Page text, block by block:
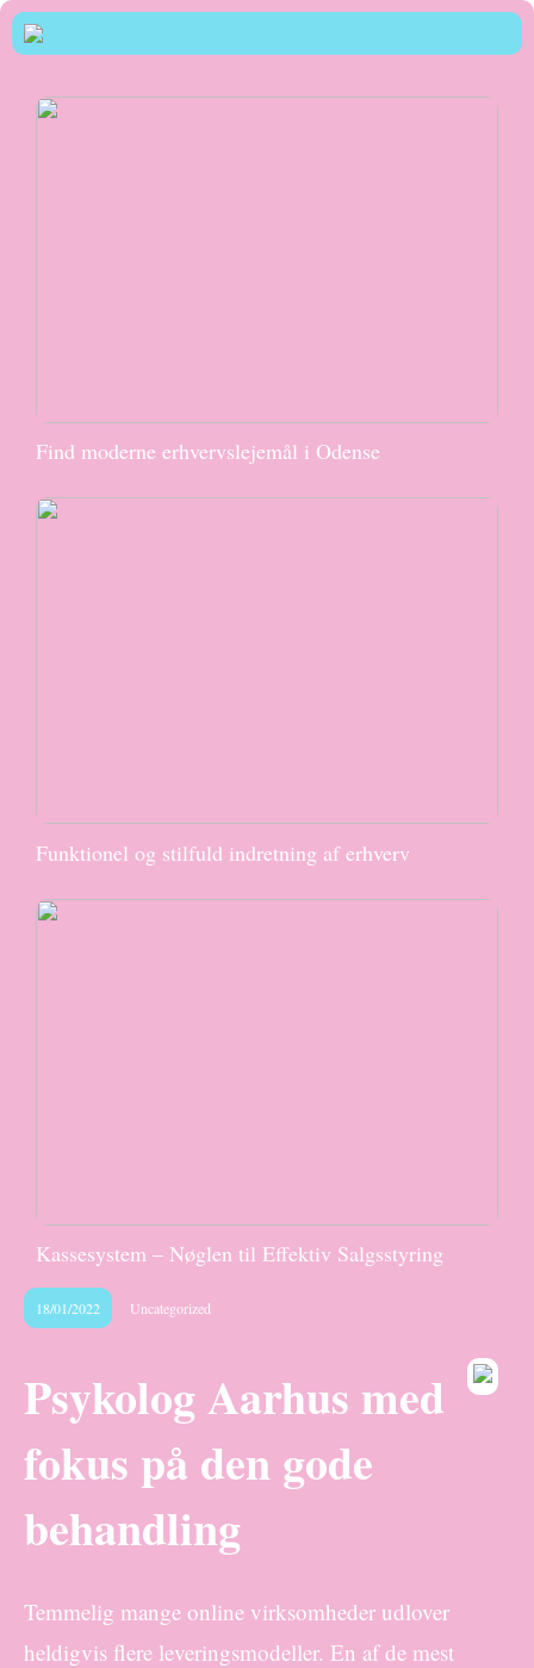
Find moderne erhvervslejemål i Odense
Funktionel og stilfuld indretning af erhverv
Kassesystem – Nøglen til Effektiv Salgsstyring
18/01/2022 Uncategorized
Psykolog Aarhus med
fokus på den gode
behandling
Temmelig mange online virksomheder udlover
heldigvis flere leveringsmodeller. En af de mest